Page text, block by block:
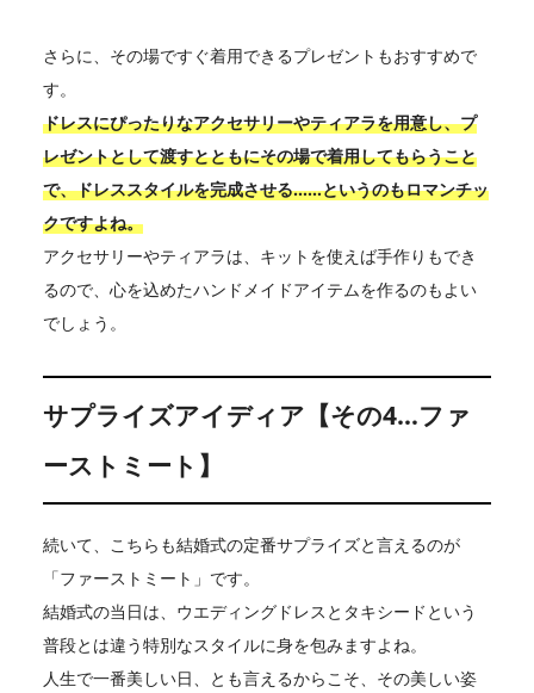
さらに、その場ですぐ着用できるプレゼントもおすすめで
す。
ドレスにぴったりなアクセサリーやティアラを用意し、プ
レゼントとして渡すとともにその場で着用してもらうこと
で、ドレススタイルを完成させる……というのもロマンチッ
クですよね。
アクセサリーやティアラは、キットを使えば手作りもでき
るので、心を込めたハンドメイドアイテムを作るのもよい
でしょう。
サプライズアイディア【その4…ファ
ーストミート】
続いて、こちらも結婚式の定番サプライズと言えるのが
「ファーストミート」です。
結婚式の当日は、ウエディングドレスとタキシードという
普段とは違う特別なスタイルに身を包みますよね。
人生で一番美しい日、とも言えるからこそ、その美しい姿